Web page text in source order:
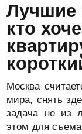
Лучшие
кто
Москва
мира, снять
задача не из
этом для